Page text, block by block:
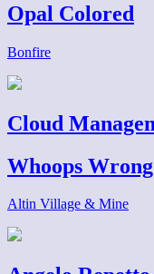
Opal Colored
Bonfire
Cloud
Whoops
Altin Village & Mine